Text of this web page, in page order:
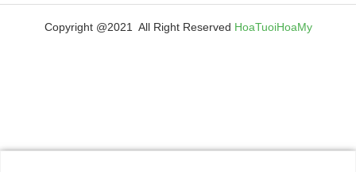
Copyright @2021 All Right Reserved HoaTuoiHoaMy